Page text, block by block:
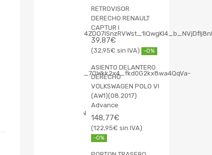
RETROVISOR
DERECHO RENAULT
CAPTUR I
39,87€
32,95€ -0%
ASIENTO DELANTERO
DERECHO
VOLKSWAGEN POLO VI
(AW1)(08.2017)
Advance
148,77€
122,95€
-0%